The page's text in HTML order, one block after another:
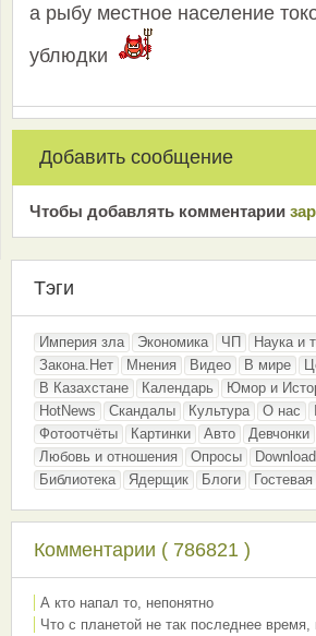
а рыбу местное население
ублюдки
Добавить сообщение
Чтобы добавлять комментарии
Тэги
Империя зла Экономика ЧП Наука и
Закона.Нет
Мнения Видео В мире
В Казахстане
Календарь Юмор и
HotNews
Скандалы Культура О нас
Фотоотчёты
Картинки Авто Девчонки
Любовь и отношения
Опросы Download
Библиотека
Ядерщик Блоги Гостевая
Комментарии ( 786821 )
А кто напал то, непонятно
Что с планетой не так последнее